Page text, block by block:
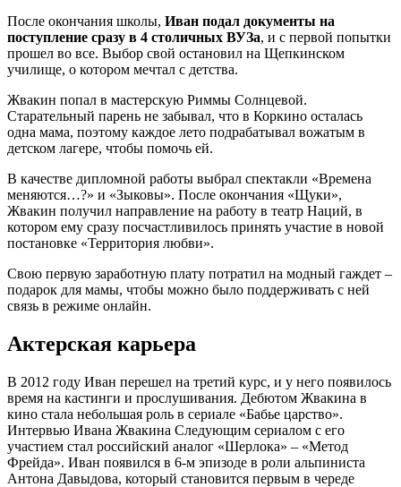
После окончания школы, Иван подал документы на
поступление сразу в 4 столичных ВУЗа, и с первой попытки
прошел во все. Выбор свой остановил на Щепкинском
училище, о котором мечтал с детства.
Жвакин попал в мастерскую Риммы Солнцевой.
Старательный парень не забывал, что в Коркино осталась
одна мама, поэтому каждое лето подрабатывал вожатым в
детском лагере, чтобы помочь ей.
В качестве дипломной работы выбрал спектакли «Времена
меняются…?» и «Зыковы». После окончания «Щуки»,
Жвакин получил направление на работу в театр Наций, в
котором ему сразу посчастливилось принять участие в новой
постановке «Территория любви».
Свою первую заработную плату потратил на модный гаждет –
подарок для мамы, чтобы можно было поддерживать с ней
связь в режиме онлайн.
Актерская карьера
В 2012 году Иван перешел на третий курс, и у него появилось
время на кастинги и прослушивания. Дебютом Жвакина в
кино стала небольшая роль в сериале «Бабье царство».
Интервью Ивана Жвакина Следующим сериалом с его
участием стал российский аналог «Шерлока» – «Метод
Фрейда». Иван появился в 6-м эпизоде в роли альпиниста
Антона Давыдова, который становится первым в череде